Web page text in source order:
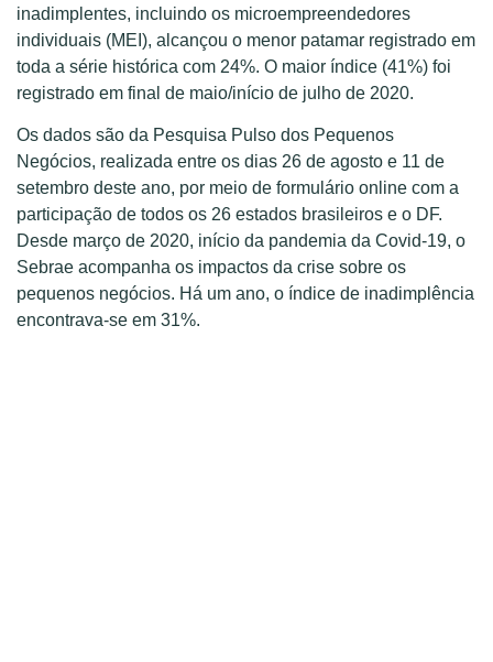
inadimplentes, incluindo os microempreendedores
individuais (MEI), alcançou o menor patamar registrado em
toda a série histórica com 24%. O maior índice (41%) foi
registrado em final de maio/início de julho de 2020.
Os dados são da Pesquisa Pulso dos Pequenos
Negócios, realizada entre os dias 26 de agosto e 11 de
setembro deste ano, por meio de formulário online com a
participação de todos os 26 estados brasileiros e o DF.
Desde março de 2020, início da pandemia da Covid-19, o
Sebrae acompanha os impactos da crise sobre os
pequenos negócios. Há um ano, o índice de inadimplência
encontrava-se em 31%.